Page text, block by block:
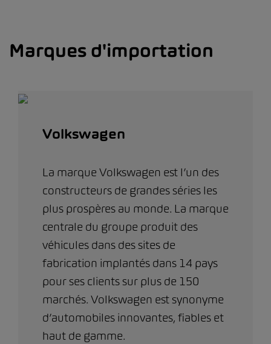
Marques d'importation
Volkswagen
La marque Volkswagen est l’un des
constructeurs de grandes séries les
plus prospères au monde. La marque
centrale du groupe produit des
véhicules dans des sites de
fabrication implantés dans 14 pays
pour ses clients sur plus de 150
marchés. Volkswagen est synonyme
d’automobiles innovantes, fiables et
haut de gamme.